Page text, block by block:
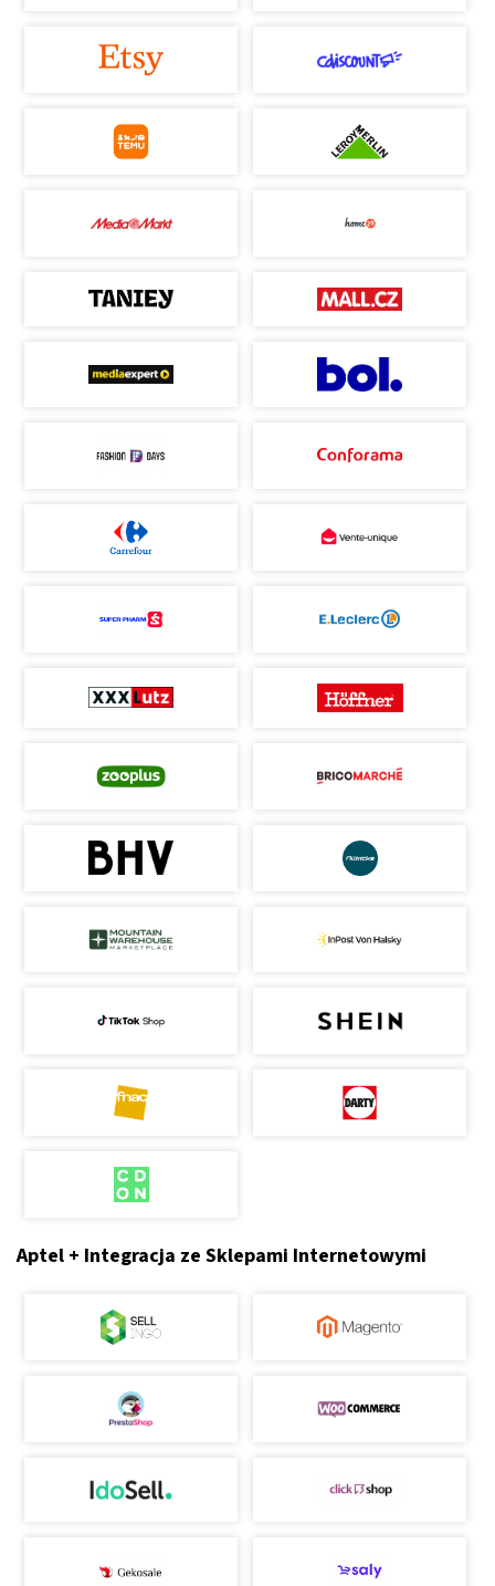
Aptel + Integracja ze Sklepami Internetowymi